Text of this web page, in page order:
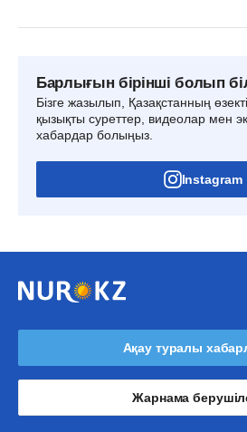
Барлығын бірінші болып
Бізге жазылып, Қазақстанның
қызықты суреттер, видеолар мен
хабардар болыңыз.
Instagram
Ақау туралы
Жарнама